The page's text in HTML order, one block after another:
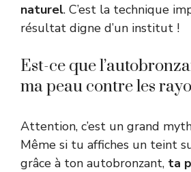
naturel. C’est la technique
résultat digne d’un institut !
Est-ce que
ma peau contre les
Attention, c’est un grand
Même si tu affiches un teint
grâce à ton autobronzant, ta